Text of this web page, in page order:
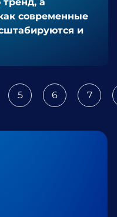
современные
и
5 6 7